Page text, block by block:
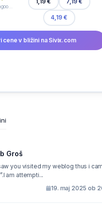
4,19 €
cene v bližini na Sivix.com
Groš
you visited my weblog thus i came
am attempti...
19. maj 2025 ob